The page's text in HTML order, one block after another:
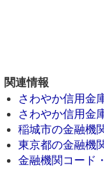
関連情報
さわやか信用金
さわやか信用金
稲城市の金融機
東京都の金融機
金融機関コード